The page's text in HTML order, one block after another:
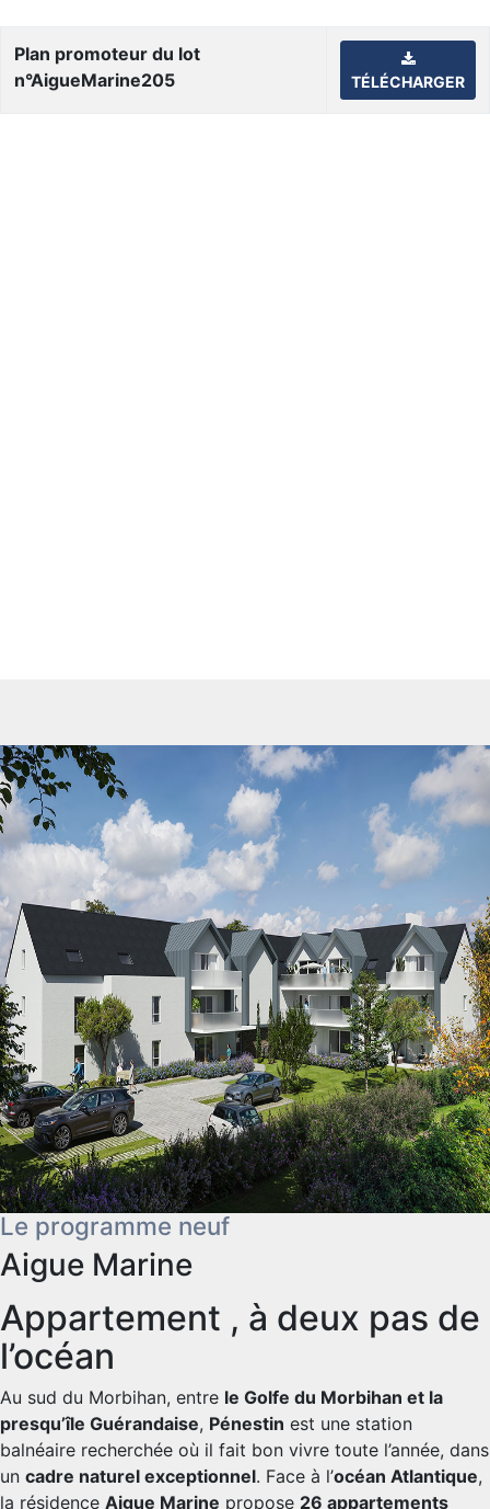
Plan promoteur du lot
n°AigueMarine205
TÉLÉCHARGER
Le programme neuf
Aigue Marine
Appartement , à deux pas de
l’océan
Au sud du Morbihan, entre le Golfe du Morbihan et la
presqu’île Guérandaise, Pénestin est une station
balnéaire recherchée où il fait bon vivre toute l’année, dans
un cadre naturel exceptionnel. Face à l’océan Atlantique,
la résidence Aigue Marine propose 26 appartements